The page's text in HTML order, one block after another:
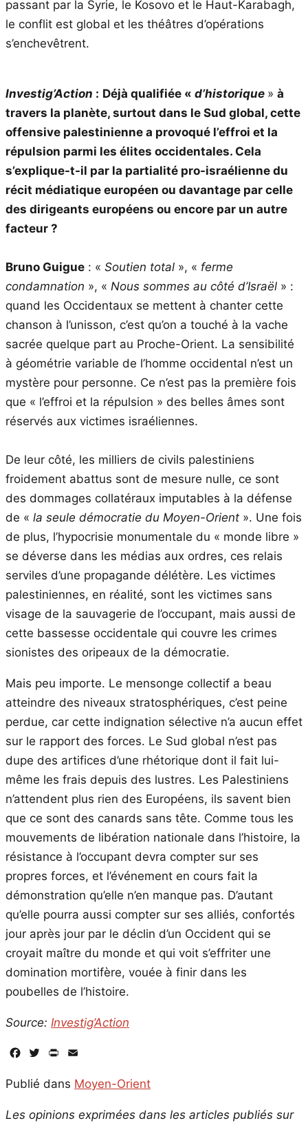
passant par la Syrie, le Kosovo et le Haut-Karabagh,
le conflit est global et les théâtres d’opérations
s’enchevêtrent.
Investig’Action : Déjà qualifiée « d’historique » à
travers la planète, surtout dans le Sud global, cette
offensive palestinienne a provoqué l’effroi et la
répulsion parmi les élites occidentales. Cela
s’explique-t-il par la partialité pro-israélienne du
récit médiatique européen ou davantage par celle
des dirigeants européens ou encore par un autre
facteur ?
Bruno Guigue : « Soutien total », « ferme
condamnation », « Nous sommes au côté d’Israël » :
quand les Occidentaux se mettent à chanter cette
chanson à l’unisson, c’est qu’on a touché à la vache
sacrée quelque part au Proche-Orient. La sensibilité
à géométrie variable de l’homme occidental n’est un
mystère pour personne. Ce n’est pas la première fois
que « l’effroi et la répulsion » des belles âmes sont
réservés aux victimes israéliennes.
De leur côté, les milliers de civils palestiniens
froidement abattus sont de mesure nulle, ce sont
des dommages collatéraux imputables à la défense
de « la seule démocratie du Moyen-Orient ». Une fois
de plus, l’hypocrisie monumentale du « monde libre »
se déverse dans les médias aux ordres, ces relais
serviles d’une propagande délétère. Les victimes
palestiniennes, en réalité, sont les victimes sans
visage de la sauvagerie de l’occupant, mais aussi de
cette bassesse occidentale qui couvre les crimes
sionistes des oripeaux de la démocratie.
Mais peu importe. Le mensonge collectif a beau
atteindre des niveaux stratosphériques, c’est peine
perdue, car cette indignation sélective n’a aucun effet
sur le rapport des forces. Le Sud global n’est pas
dupe des artifices d’une rhétorique dont il fait lui-
même les frais depuis des lustres. Les Palestiniens
n’attendent plus rien des Européens, ils savent bien
que ce sont des canards sans tête. Comme tous les
mouvements de libération nationale dans l’histoire, la
résistance à l’occupant devra compter sur ses
propres forces, et l’événement en cours fait la
démonstration qu’elle n’en manque pas. D’autant
qu’elle pourra aussi compter sur ses alliés, confortés
jour après jour par le déclin d’un Occident qui se
croyait maître du monde et qui voit s’effriter une
domination mortifère, vouée à finir dans les
poubelles de l’histoire.
Source: Investig’Action
Facebook
TwitterPrintFriendly
Publié dans Moyen-Orient
Les opinions exprimées dans les articles publiés sur